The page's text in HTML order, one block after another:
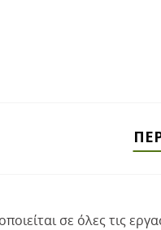
σε όλες τις